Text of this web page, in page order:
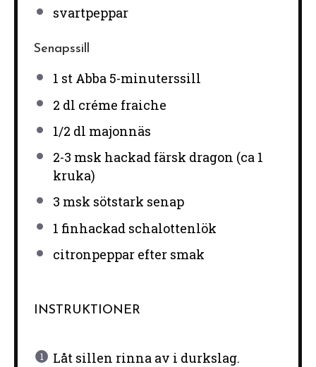
svartpeppar
Senapssill
1 st Abba 5-minuterssill
2 dl créme fraiche
1/2 dl majonnäs
2-3 msk hackad färsk dragon (ca 1
kruka)
3 msk sötstark senap
1 finhackad schalottenlök
citronpeppar efter smak
INSTRUKTIONER
Låt sillen rinna av i durkslag.